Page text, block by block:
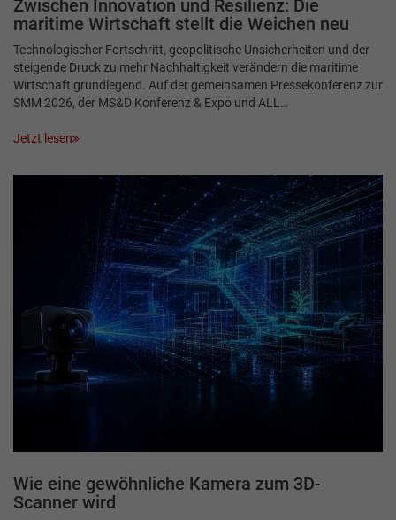
Zwischen Innovation und Resilienz: Die
maritime Wirtschaft stellt die Weichen neu
Technologischer Fortschritt, geopolitische Unsicherheiten und der
steigende Druck zu mehr Nachhaltigkeit verändern die maritime
Wirtschaft grundlegend. Auf der gemeinsamen Pressekonferenz zur
SMM 2026, der MS&D Konferenz & Expo und ALL…
Jetzt lesen
Wie eine gewöhnliche Kamera zum 3D-
Scanner wird